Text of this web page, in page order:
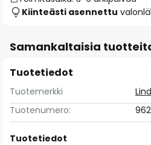
Kiinteästi asennettu
Samankaltaisia
Tuotetiedot
Tuotemerkki
Tuotenumero:
Tuotetiedot